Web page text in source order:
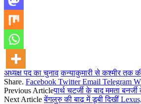
अध्यक्ष पद का चुनाव कन्याकुमारी से कश्मीर तक
Share. Facebook Twitter Email Telegram
Previous Articleपार्थ चटर्जी के बाद ममता
Next Articleबेंगलुरु की बाढ़ में डूबी दिखीं